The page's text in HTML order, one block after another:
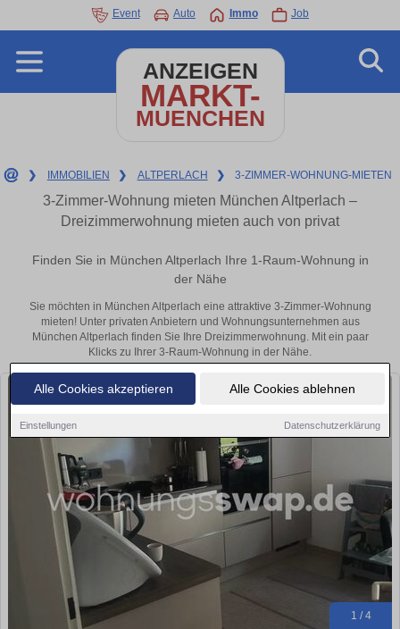
Alle Cookies akzeptieren Alle Cookies ablehnen
Einstellungen Datenschutzerklärung
Event Auto Immo Job
ANZEIGEN
MARKT-
MUENCHEN
❯ IMMOBILIEN ❯ ALTPERLACH ❯ 3-ZIMMER-WOHNUNG-MIETEN
3-Zimmer-Wohnung mieten München Altperlach –
Dreizimmerwohnung mieten auch von privat
Finden Sie in München Altperlach Ihre 1-Raum-Wohnung in
der Nähe
Sie möchten in München Altperlach eine attraktive 3-Zimmer-Wohnung
mieten! Unter privaten Anbietern und Wohnungsunternehmen aus
München Altperlach finden Sie Ihre Dreizimmerwohnung. Mit ein paar
Klicks zu Ihrer 3-Raum-Wohnung in der Nähe.
1 / 4